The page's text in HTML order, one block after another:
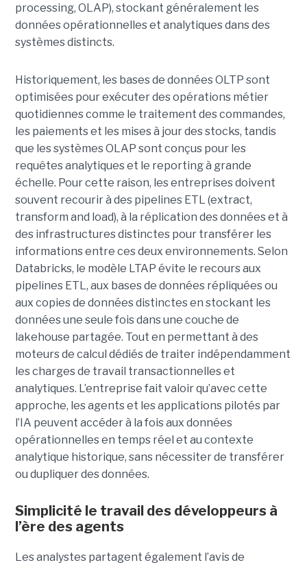
processing, OLAP), stockant généralement les
données opérationnelles et analytiques dans des
systèmes distincts.
Historiquement, les bases de données OLTP sont
optimisées pour exécuter des opérations métier
quotidiennes comme le traitement des commandes,
les paiements et les mises à jour des stocks, tandis
que les systèmes OLAP sont conçus pour les
requêtes analytiques et le reporting à grande
échelle. Pour cette raison, les entreprises doivent
souvent recourir à des pipelines ETL (extract,
transform and load), à la réplication des données et à
des infrastructures distinctes pour transférer les
informations entre ces deux environnements. Selon
Databricks, le modèle LTAP évite le recours aux
pipelines ETL, aux bases de données répliquées ou
aux copies de données distinctes en stockant les
données une seule fois dans une couche de
lakehouse partagée. Tout en permettant à des
moteurs de calcul dédiés de traiter indépendamment
les charges de travail transactionnelles et
analytiques. L’entreprise fait valoir qu’avec cette
approche, les agents et les applications pilotés par
l’IA peuvent accéder à la fois aux données
opérationnelles en temps réel et au contexte
analytique historique, sans nécessiter de transférer
ou dupliquer des données.
Simplicité le travail des développeurs à
l’ère des agents
Les analystes partagent également l’avis de